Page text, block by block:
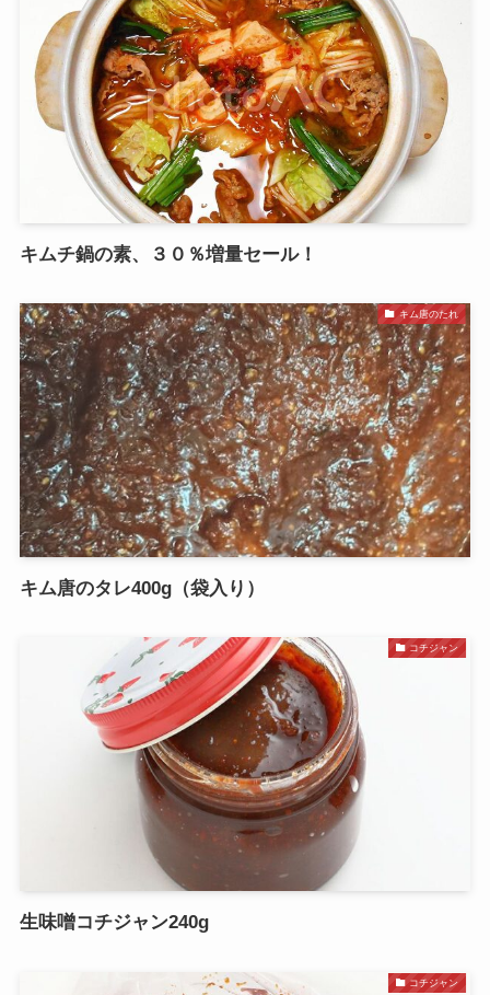
キムチ鍋の素、３０％増量セール！
キム唐のたれ
キム唐のタレ400g（袋入り）
コチジャン
生味噌コチジャン240g
コチジャン